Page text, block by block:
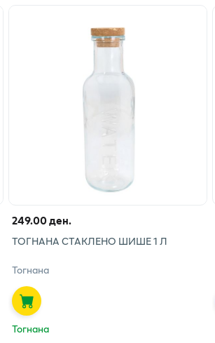
249.00 ден.
ТОГНАНА СТАКЛЕНО ШИШЕ 1 Л
Тогнана
Тогнана